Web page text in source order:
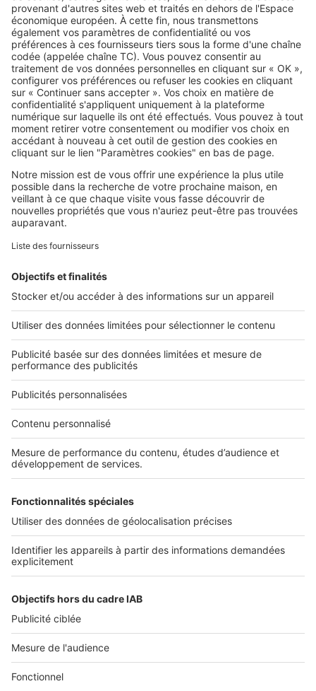
30 % de décote sur le prix d'achat
: pourquoi le viager attire de plus
en plus d'investisseurs
SeLoger c'est aussi
Retrouvez-nous sur ...
L'ENTREPRISE
Nous contacter
Nous recrutons
NOS APPLICATIONS
Découvrez nos applications
Tous nos services pro
Accès client
À DÉCOUVRIR
Annuaire des professionnels
Tout l'immobilier
Toutes les villes
Tous les départements
Toutes les régions